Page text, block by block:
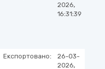
2026,
16:31:39
Експортовано:
26-03-
2026,